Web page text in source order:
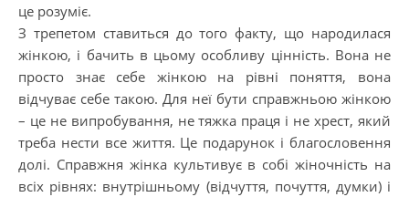
це розуміє.
З трепетом ставиться до того факту, що народилася
жінкою, і бачить в цьому особливу цінність. Вона не
просто знає себе жінкою на рівні поняття, вона
відчуває себе такою. Для неї бути справжньою жінкою
– це не випробування, не тяжка праця і не хрест, який
треба нести все життя. Це подарунок і благословення
долі. Справжня жінка культивує в собі жіночність на
всіх рівнях: внутрішньому (відчуття, почуття, думки) і